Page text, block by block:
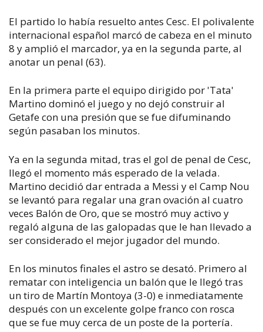
El partido lo había resuelto antes Cesc. El polivalente
internacional español marcó de cabeza en el minuto
8 y amplió el marcador, ya en la segunda parte, al
anotar un penal (63).
En la primera parte el equipo dirigido por 'Tata'
Martino dominó el juego y no dejó construir al
Getafe con una presión que se fue difuminando
según pasaban los minutos.
Ya en la segunda mitad, tras el gol de penal de Cesc,
llegó el momento más esperado de la velada.
Martino decidió dar entrada a Messi y el Camp Nou
se levantó para regalar una gran ovación al cuatro
veces Balón de Oro, que se mostró muy activo y
regaló alguna de las galopadas que le han llevado a
ser considerado el mejor jugador del mundo.
En los minutos finales el astro se desató. Primero al
rematar con inteligencia un balón que le llegó tras
un tiro de Martín Montoya (3-0) e inmediatamente
después con un excelente golpe franco con rosca
que se fue muy cerca de un poste de la portería.